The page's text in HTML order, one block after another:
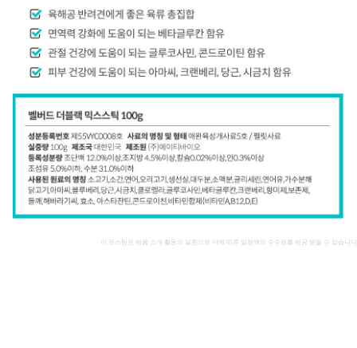
이 포스팅은 제품 소개 활동의 일환으로 이에 따른 일정액의 수수료를 제공 받을 수 있습니다